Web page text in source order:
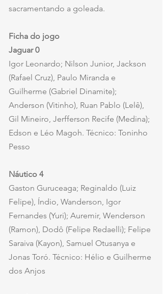
sacramentando a goleada.
Ficha do jogo
Jaguar 0
Igor Leonardo; Nilson Junior, Jackson
(Rafael Cruz), Paulo Miranda e
Guilherme (Gabriel Dinamite);
Anderson (Vitinho), Ruan Pablo (Lelê),
Gil Mineiro, Jerfferson Recife (Medina);
Edson e Léo Magoh. Técnico: Toninho
Pesso
Náutico 4
Gaston Guruceaga; Reginaldo (Luiz
Felipe), Índio, Wanderson, Igor
Fernandes (Yuri); Auremir, Wenderson
(Ramon), Dodô (Felipe Redaelli); Felipe
Saraiva (Kayon), Samuel Otusanya e
Jonas Toró. Técnico: Hélio e Guilherme
dos Anjos